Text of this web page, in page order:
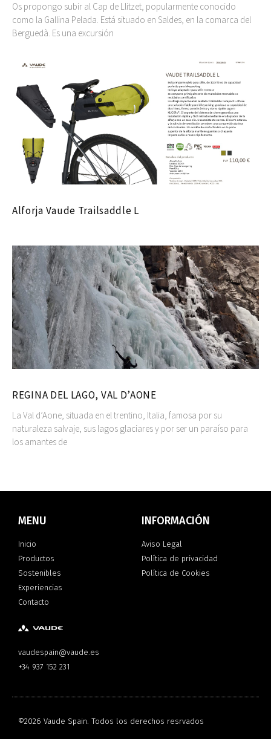
Os propongo subir al Cap de Llitzet, popularmente conocido
como la Gallina Pelada. Está situado en Saldes, en la comarca del
Berguedà. Es una excursión
Alforja Vaude Trailsaddle L
REGINA DEL LAGO, VAL D’AONE
La Val d’Aone, situada en el trentino, Italia, famosa por su
naturaleza salvaje, sus lagos glaciares y por ser un paraíso para
los amantes de
MENU
Inicio
Productos
Sostenibles
Experiencias
Contacto
INFORMACIÓN
Aviso Legal
Política de privacidad
Política de Cookies
vaudespain@vaude.es
+34 937 152 231
©2026 Vaude Spain. Todos los derechos resrvados